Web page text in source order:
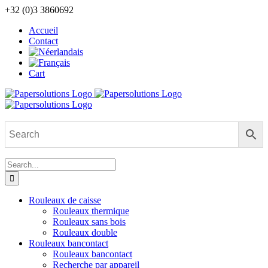
Skip
content
+32 (0)3 3860692
Accueil
Contact
Cart
Search
for:
Rouleaux de caisse
Rouleaux thermique
Rouleaux sans bois
Rouleaux double
Rouleaux bancontact
Rouleaux bancontact
Recherche par appareil